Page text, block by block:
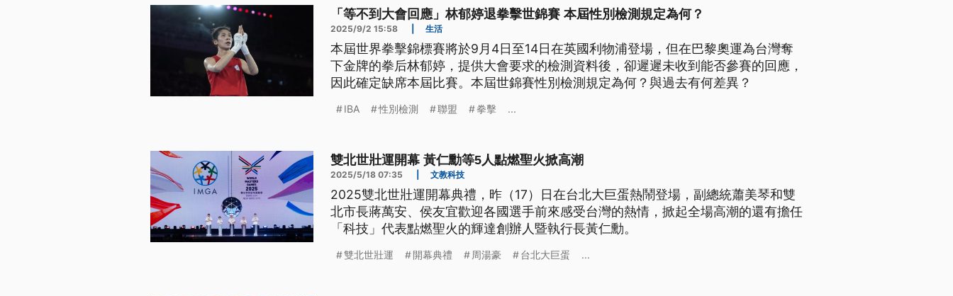
「等不到大會回應」林郁婷退拳擊世錦賽 本屆性別檢測規定為何？
2025/9/2 15:58 生活
本屆世界拳擊錦標賽將於9月4日至14日在英國利物浦登場，但在巴黎奧運為台灣奪
下金牌的拳后林郁婷，提供大會要求的檢測資料後，卻遲遲未收到能否參賽的回應，
因此確定缺席本屆比賽。本屆世錦賽性別檢測規定為何？與過去有何差異？
IBA 性別檢測 聯盟 拳擊 ...
雙北世壯運開幕 黃仁勳等5人點燃聖火掀高潮
2025/5/18 07:35 文教科技
2025雙北世壯運開幕典禮，昨（17）日在台北大巨蛋熱鬧登場，副總統蕭美琴和雙
北市長蔣萬安、侯友宜歡迎各國選手前來感受台灣的熱情，掀起全場高潮的還有擔任
「科技」代表點燃聖火的輝達創辦人暨執行長黃仁勳。
雙北世壯運 開幕典禮 周湯豪 台北大巨蛋 ...